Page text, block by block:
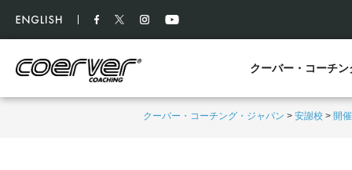
クーバー・コーチン
クーバー・コーチング・ジャパン > 安謝校 > 開